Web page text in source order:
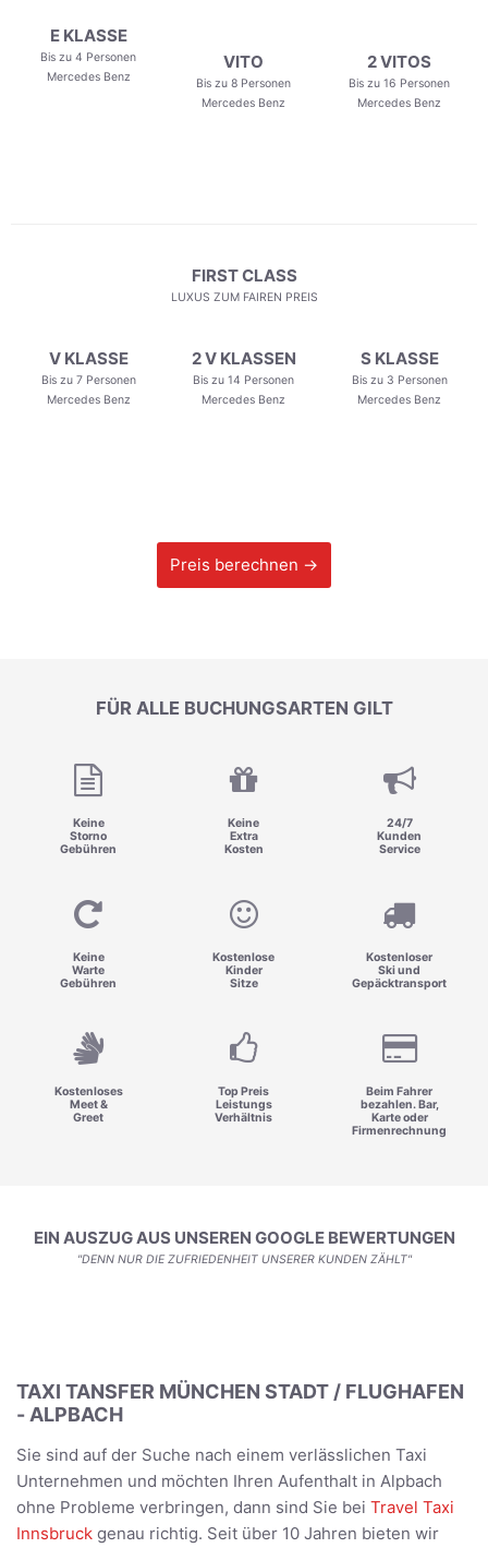
E KLASSE
Bis zu 4 Personen
Mercedes Benz
VITO
Bis zu 8 Personen
Mercedes Benz
2 VITOS
Bis zu 16 Personen
Mercedes Benz
FIRST CLASS
LUXUS ZUM FAIREN PREIS
V KLASSE
Bis zu 7 Personen
Mercedes Benz
2 V KLASSEN
Bis zu 14 Personen
Mercedes Benz
S KLASSE
Bis zu 3 Personen
Mercedes Benz
Preis berechnen →
FÜR ALLE BUCHUNGSARTEN GILT
Keine
Storno
Gebühren
Keine
Extra
Kosten
24/7
Kunden
Service
Keine
Warte
Gebühren
Kostenlose
Kinder
Sitze
Kostenloser
Ski und
Gepäcktransport
Kostenloses
Meet &
Greet
Top Preis
Leistungs
Verhältnis
Beim Fahrer
bezahlen. Bar,
Karte oder
Firmenrechnung
EIN AUSZUG AUS UNSEREN GOOGLE BEWERTUNGEN
"DENN NUR DIE ZUFRIEDENHEIT UNSERER KUNDEN ZÄHLT"
TAXI TANSFER MÜNCHEN STADT / FLUGHAFEN
- ALPBACH
Sie sind auf der Suche nach einem verlässlichen Taxi
Unternehmen und möchten Ihren Aufenthalt in Alpbach
ohne Probleme verbringen, dann sind Sie bei Travel Taxi
Innsbruck genau richtig. Seit über 10 Jahren bieten wir